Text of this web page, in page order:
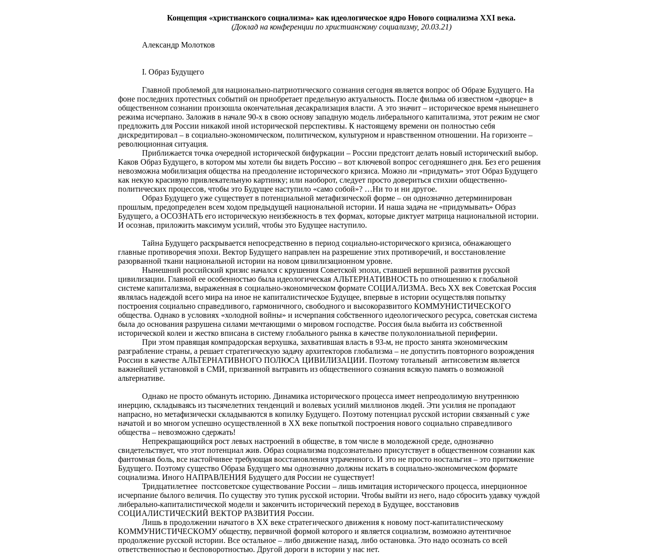
Концепция «христианского социализма» как идеологическое ядро Нового социализма XXI века.
(Доклад на конференции по христианскому социализму, 20.03.21)
Александр Молотков
I. Образ Будущего
Главной проблемой для национально-патриотического сознания сегодня является вопрос об Образе Будущего. На
фоне последних протестных событий он приобретает предельную актуальность. После фильма об известном «дворце» в
общественном сознании произошла окончательная десакрализация власти. А это значит – историческое время нынешнего
режима исчерпано. Заложив в начале 90-х в свою основу западную модель либерального капитализма, этот режим не смог
предложить для России никакой иной исторической перспективы. К настоящему времени он полностью себя
дискредитировал – в социально-экономическом, политическом, культурном и нравственном отношении. На горизонте –
революционная ситуация.
Приближается точка очередной исторической бифуркации – России предстоит делать новый исторический выбор.
Каков Образ Будущего, в котором мы хотели бы видеть Россию – вот ключевой вопрос сегодняшнего дня. Без его решения
невозможна мобилизация общества на преодоление исторического кризиса. Можно ли «придумать» этот Образ Будущего
как некую красивую привлекательную картинку; или наоборот, следует просто довериться стихии общественно-
политических процессов, чтобы это Будущее наступило «само собой»? …Ни то и ни другое.
Образ Будущего уже существует в потенциальной метафизической форме – он однозначно детерминирован
прошлым, предопределен всем ходом предыдущей национальной истории. И наша задача не «придумывать» Образ
Будущего, а ОСОЗНАТЬ его историческую неизбежность в тех формах, которые диктует матрица национальной истории.
И осознав, приложить максимум усилий, чтобы это Будущее наступило.
Тайна Будущего раскрывается непосредственно в период социально-исторического кризиса, обнажающего
главные противоречия эпохи. Вектор Будущего направлен на разрешение этих противоречий, и восстановление
разорванной ткани национальной истории на новом цивилизационном уровне.
Нынешний российский кризис начался с крушения Советской эпохи, ставшей вершиной развития русской
цивилизации. Главной ее особенностью была идеологическая АЛЬТЕРНАТИВНОСТЬ по отношению к глобальной
системе капитализма, выраженная в социально-экономическом формате СОЦИАЛИЗМА. Весь XX век Советская Россия
являлась надеждой всего мира на иное не капиталистическое Будущее, впервые в истории осуществляя попытку
построения социально справедливого, гармоничного, свободного и высокоразвитого КОММУНИСТИЧЕСКОГО
общества. Однако в условиях «холодной войны» и исчерпания собственного идеологического ресурса, советская система
была до основания разрушена силами мечтающими о мировом господстве. Россия была выбита из собственной
исторической колеи и жестко вписана в систему глобального рынка в качестве полуколониальной периферии.
При этом правящая компрадорская верхушка, захватившая власть в 93-м, не просто занята экономическим
разграбление страны, а решает стратегическую задачу архитекторов глобализма – не допустить повторного возрождения
России в качестве АЛЬТЕРНАТИВНОГО ПОЛЮСА ЦИВИЛИЗАЦИИ. Поэтому тотальный антисоветизм является
важнейшей установкой в СМИ, призванной вытравить из общественного сознания всякую память о возможной
альтернативе.
Однако не просто обмануть историю. Динамика исторического процесса имеет непреодолимую внутреннюю
инерцию, складываясь из тысячелетних тенденций и волевых усилий миллионов людей. Эти усилия не пропадают
напрасно, но метафизически складываются в копилку Будущего. Поэтому потенциал русской истории связанный с уже
начатой и во многом успешно осуществленной в XX веке попыткой построения нового социально справедливого
общества – невозможно сдержать!
Непрекращающийся рост левых настроений в обществе, в том числе в молодежной среде, однозначно
свидетельствует, что этот потенциал жив. Образ социализма подсознательно присутствует в общественном сознании как
фантомная боль, все настойчивее требующая восстановления утраченного. И это не просто ностальгия – это притяжение
Будущего. Поэтому существо Образа Будущего мы однозначно должны искать в социально-экономическом формате
социализма. Иного НАПРАВЛЕНИЯ Будущего для России не существует!
Тридцатилетнее постсоветское существование России – лишь имитация исторического процесса, инерционное
исчерпание былого величия. По существу это тупик русской истории. Чтобы выйти из него, надо сбросить удавку чуждой
либерально-капиталистической модели и закончить исторический переход в Будущее, восстановив
СОЦИАЛИСТИЧЕСКИЙ ВЕКТОР РАЗВИТИЯ России.
Лишь в продолжении начатого в XX веке стратегического движения к новому пост-капиталистическому
КОММУНИСТИЧЕСКОМУ обществу, первичной формой которого и является социализм, возможно аутентичное
продолжение русской истории. Все остальное – либо движение назад, либо остановка. Это надо осознать со всей
ответственностью и бесповоротностью. Другой дороги в истории у нас нет.